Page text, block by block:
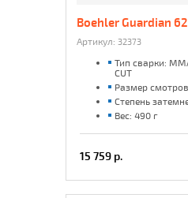
Boehler Guardian 62
Артикул: 32373
Тип сварки:
CUT
Размер
Степень
Вес: 490 г
15 759 р.